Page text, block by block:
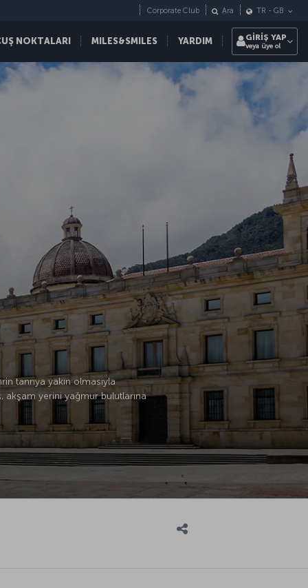
NOKTALARI MILES&SMILES YARDIM
Corporate Club Ara TR - GB
GİRİŞ YAP
veya üye ol
tanrıya yakın olmasıyla
akşam yerini yağmur bulutlarına